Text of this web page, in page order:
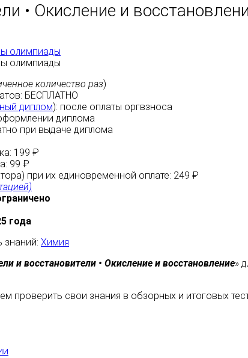
• Окисление и
олимпиады
олимпиады
количество раз)
БЕСПЛАТНО
диплом): после оплаты оргвзноса
диплома
при выдаче диплома
199 ₽
99 ₽
при их единовременной оплате: 249 ₽
года
знаний: Химия
и восстановители • Окисление и восстановление»
проверить свои знания в обзорных и итоговых